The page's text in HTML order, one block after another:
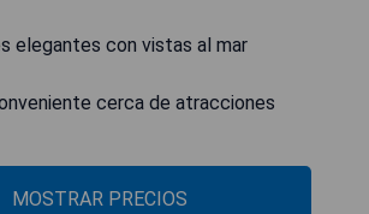
elegantes con vistas al mar
cerca de atracciones
MOSTRAR PRECIOS